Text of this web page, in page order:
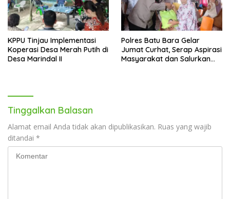
KPPU Tinjau Implementasi
Koperasi Desa Merah Putih di
Desa Marindal II
Polres Batu Bara Gelar
Jumat Curhat, Serap Aspirasi
Masyarakat dan Salurkan
Tinggalkan Balasan
Alamat email Anda tidak akan dipublikasikan. Ruas yang wajib
ditandai *